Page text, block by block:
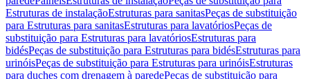
Estruturas de instalaçãoEstruturas para sanitasPeças de substituição
para Estruturas para sanitasEstruturas para lavatóriosPeças de
substituição para Estruturas para lavatóriosEstruturas para
bidésPeças de substituição para Estruturas para bidésEstruturas para
urinóisPeças de substituição para Estruturas para urinóisEstruturas
para duches com drenagem à paredePeças de substituição para